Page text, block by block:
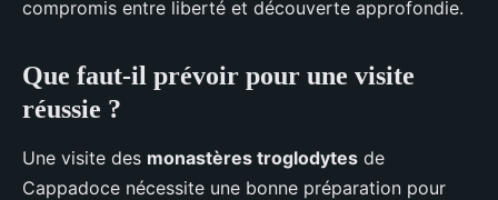
compromis entre liberté et découverte approfondie.
Que faut-il prévoir pour une visite
réussie ?
Une visite des monastères troglodytes de
Cappadoce nécessite une bonne préparation pour